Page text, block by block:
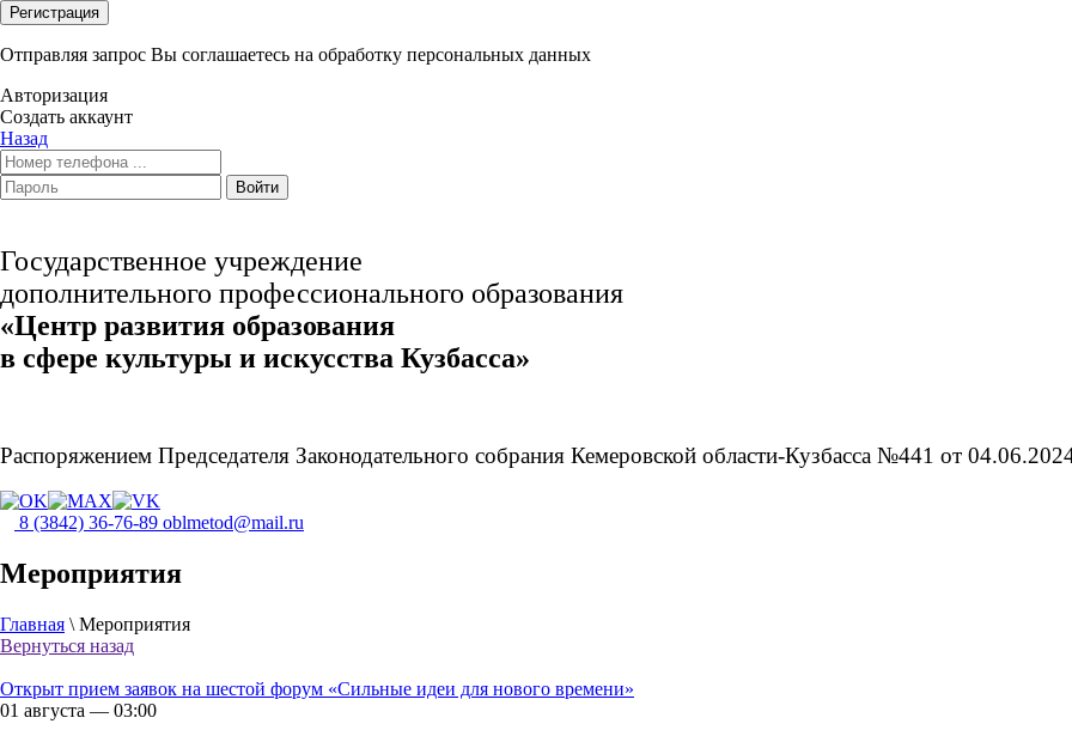
Регистрация
Отправляя запрос Вы соглашаетесь на обработку персональных данных
Авторизация
Создать аккаунт
Назад
Войти
Государственное учреждение
дополнительного профессионального образования
«Центр развития образования
в сфере культуры и искусства Кузбасса»
Распоряжением Председателя Законодательного собрания Кемеровской области-Кузбасса №441 от
8 (3842) 36-76-89 oblmetod@mail.ru
Мероприятия
Главная \ Мероприятия
Вернуться назад
Открыт прием заявок на шестой форум «Сильные идеи для нового времени»
01 августа — 03:00